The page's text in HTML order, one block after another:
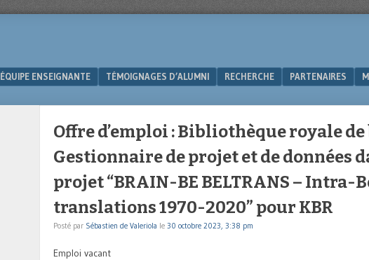
ÉQUIPE ENSEIGNANTE TÉMOIGNAGES D’ALUMNI RECHERCHE PARTENAIRES
Offre d’emploi : Bibliothèque royale
Gestionnaire de projet et de données
projet “BRAIN-BE BELTRANS –
translations 1970-2020” pour KBR
Posté par Sébastien de Valeriola le 30 octobre 2023, 3:38 pm
Emploi vacant